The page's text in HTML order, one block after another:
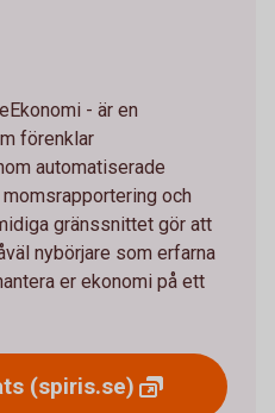
- är en
förenklar
automatiserade
och
gränssnittet gör att
nybörjare som erfarna
er ekonomi på ett
(spiris.se)